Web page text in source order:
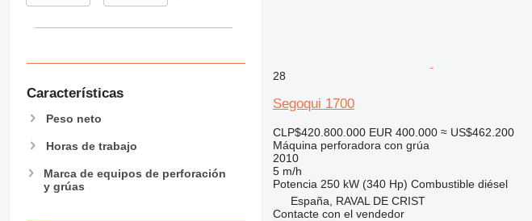
Características
Peso neto
Horas de trabajo
Marca de equipos de perforación
y grúas
28
Segoqui 1700
CLP$420.800.000 EUR 400.000 ≈ US$462.200
Máquina perforadora con grúa
2010
5 m/h
Potencia 250 kW (340 Hp) Combustible diésel
España, RAVAL DE CRIST
Contacte con el vendedor